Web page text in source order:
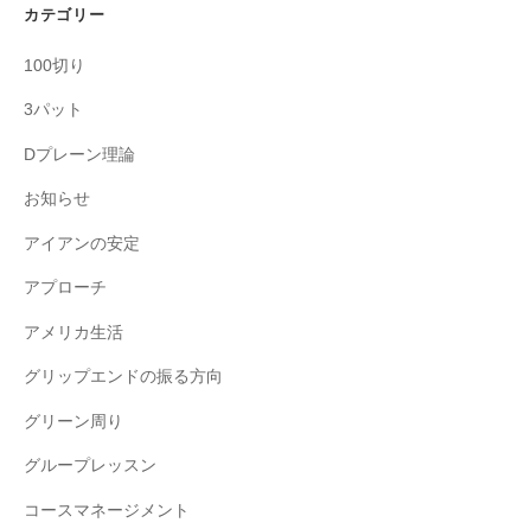
カテゴリー
100切り
3パット
Dプレーン理論
お知らせ
アイアンの安定
アプローチ
アメリカ生活
グリップエンドの振る方向
グリーン周り
グループレッスン
コースマネージメント